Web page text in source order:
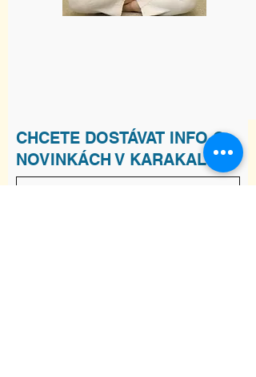
CHCETE DOSTÁVAT INFO O
NOVINKÁCH V KARAKALU?